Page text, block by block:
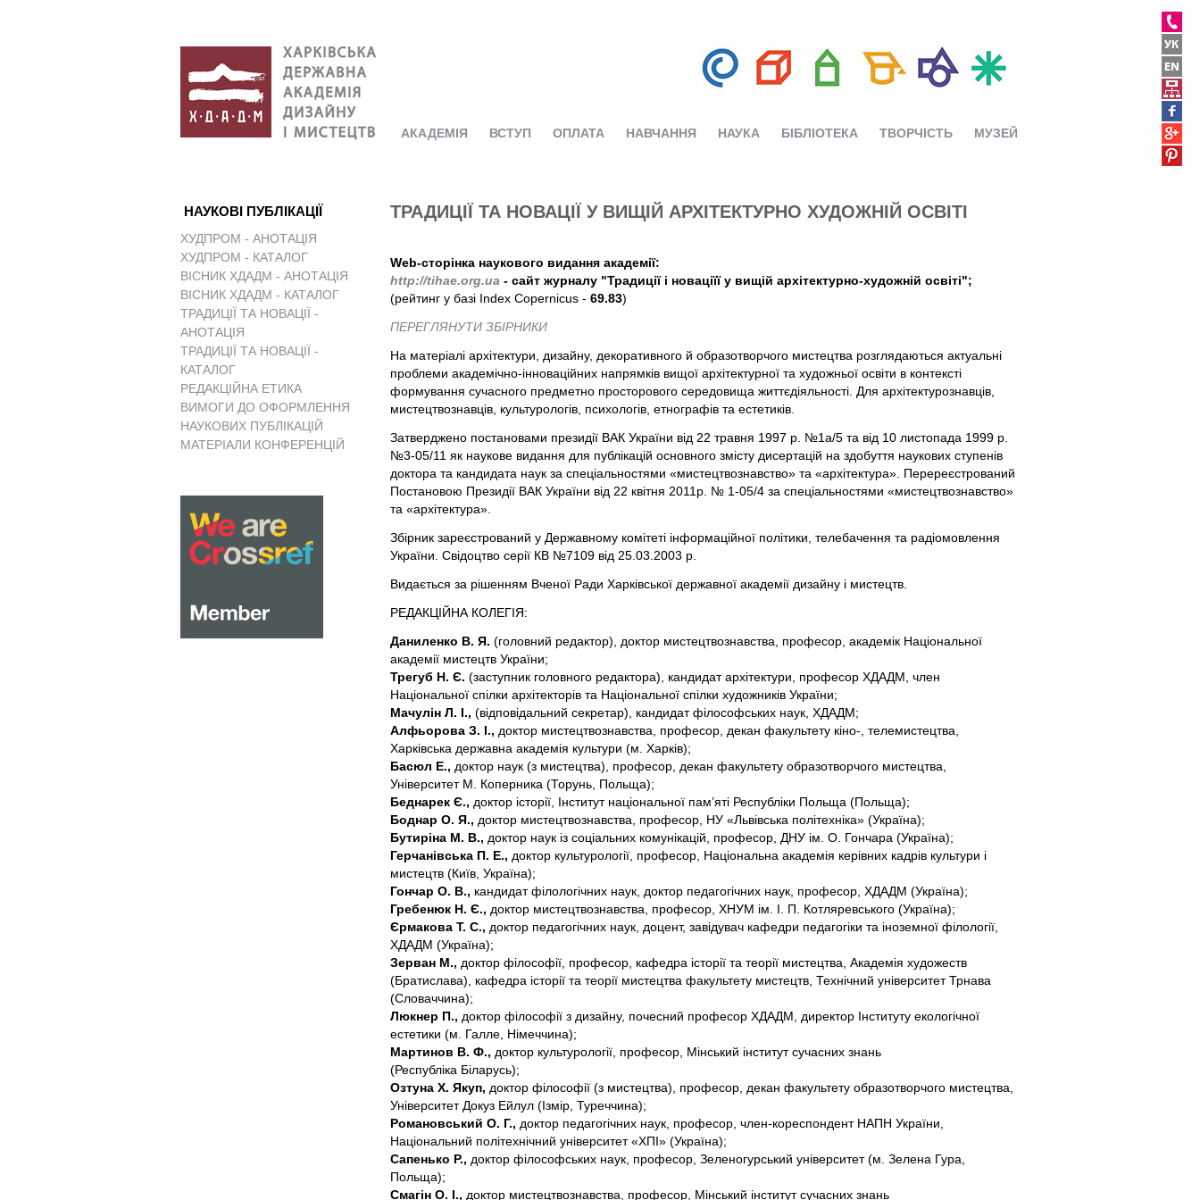
АКАДЕМІЯ ВСТУП ОПЛАТА НАВЧАННЯ НАУКА БІБЛІОТЕКА ТВОРЧІСТЬ МУЗЕЙ
НАУКОВІ ПУБЛІКАЦІЇ
ХУДПРОМ - АНОТАЦІЯ
ХУДПРОМ - КАТАЛОГ
ВІСНИК ХДАДМ - АНОТАЦІЯ
ВІСНИК ХДАДМ - КАТАЛОГ
ТРАДИЦІЇ ТА НОВАЦІЇ -
АНОТАЦІЯ
ТРАДИЦІЇ ТА НОВАЦІЇ -
КАТАЛОГ
РЕДАКЦІЙНА ЕТИКА
ВИМОГИ ДО ОФОРМЛЕННЯ
НАУКОВИХ ПУБЛІКАЦІЙ
МАТЕРІАЛИ КОНФЕРЕНЦІЙ
ТРАДИЦІЇ ТА НОВАЦІЇ У ВИЩІЙ АРХІТЕКТУРНО ХУДОЖНІЙ ОСВІТІ
Web-сторінка наукового видання академії:
http://tihae.org.ua - сайт журналу "Традиції і новаціїї у вищій архітектурно-художній освіті";
(рейтинг у базі Index Copernicus - 69.83)
ПЕРЕГЛЯНУТИ ЗБІРНИКИ
На матеріалі архітектури, дизайну, декоративного й образотворчого мистецтва розглядаються актуальні
проблеми академічно-інноваційних напрямків вищої архітектурної та художньої освіти в контексті
формування сучасного предметно просторового середовища життєдіяльності. Для архітектурознавців,
мистецтвознавців, культурологів, психологів, етнографів та естетиків.
Затверджено постановами президії ВАК України від 22 травня 1997 р. №1а/5 та від 10 листопада 1999 р.
№3-05/11 як наукове видання для публікацій основного змісту дисертацій на здобуття наукових ступенів
доктора та кандидата наук за спеціальностями «мистецтвознавство» та «архітектура». Перереєстрований
Постановою Президії ВАК України від 22 квітня 2011р. № 1-05/4 за спеціальностями «мистецтвознавство»
та «архітектура».
Збірник зареєстрований у Державному комітеті інформаційної політики, телебачення та радіомовлення
України. Свідоцтво серії КВ №7109 від 25.03.2003 р.
Видається за рішенням Вченої Ради Харківської державної академії дизайну і мистецтв.
РЕДАКЦІЙНА КОЛЕГІЯ:
Даниленко В. Я. (головний редактор), доктор мистецтвознавства, професор, академік Національної
академії мистецтв України;
Трегуб Н. Є. (заступник головного редактора), кандидат архітектури, професор ХДАДМ, член
Національної спілки архітекторів та Національної спілки художників України;
Мачулін Л. І., (відповідальний секретар), кандидат філософських наук, ХДАДМ;
Алфьорова З. І., доктор мистецтвознавства, професор, декан факультету кіно-, телемистецтва,
Харківська державна академія культури (м. Харків);
Басюл Е., доктор наук (з мистецтва), професор, декан факультету образотворчого мистецтва,
Університет М. Коперника (Торунь, Польща);
Беднарек Є., доктор історії, Інститут національної пам’яті Республіки Польща (Польща);
Боднар О. Я., доктор мистецтвознавства, професор, НУ «Львівська політехніка» (Україна);
Бутиріна М. В., доктор наук із соціальних комунікацій, професор, ДНУ ім. О. Гончара (Україна);
Герчанівська П. Е., доктор культурології, професор, Національна академія керівних кадрів культури і
мистецтв (Київ, Україна);
Гончар О. В., кандидат філологічних наук, доктор педагогічних наук, професор, ХДАДМ (Україна);
Гребенюк Н. Є., доктор мистецтвознавства, професор, ХНУМ ім. І. П. Котляревського (Україна);
Єрмакова Т. С., доктор педагогічних наук, доцент, завідувач кафедри педагогіки та іноземної філології,
ХДАДМ (Україна);
Зерван М., доктор філософії, професор, кафедра історії та теорії мистецтва, Академія художеств
(Братислава), кафедра історії та теорії мистецтва факультету мистецтв, Технічний університет Трнава
(Словаччина);
Люкнер П., доктор філософії з дизайну, почесний професор ХДАДМ, директор Інституту екологічної
естетики (м. Галле, Німеччина);
Мартинов В. Ф., доктор культурології, професор, Мінський інститут сучасних знань
(Республіка Біларусь);
Озтуна Х. Якуп, доктор філософії (з мистецтва), професор, декан факультету образотворчого мистецтва,
Університет Докуз Ейлул (Ізмір, Туреччина);
Романовський О. Г., доктор педагогічних наук, професор, член-кореспондент НАПН України,
Національний політехнічний університет «ХПІ» (Україна);
Сапенько Р., доктор філософських наук, професор, Зеленогурський університет (м. Зелена Гура,
Польща);
Смагін О. І., доктор мистецтвознавства, професор, Мінський інститут сучасних знань